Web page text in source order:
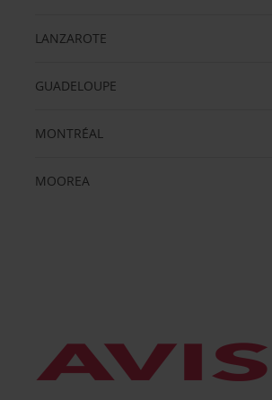
LANZAROTE
GUADELOUPE
MONTRÉAL
MOOREA